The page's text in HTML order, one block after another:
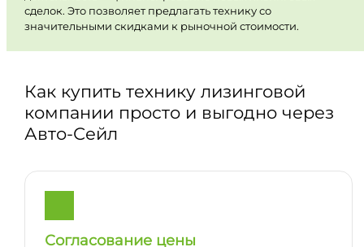
сделок. Это позволяет предлагать технику со
значительными скидками к рыночной стоимости.
Как купить технику лизинговой
компании просто и выгодно через
Авто-Сейл
Согласование цены